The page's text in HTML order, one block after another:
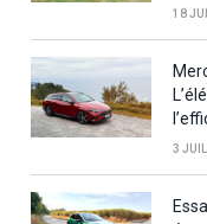
18
3